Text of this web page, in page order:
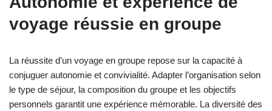
voyage réussie en groupe
La réussite d’un voyage en groupe repose sur la capacité à
conjuguer autonomie et convivialité. Adapter l’organisation selon
le type de séjour, la composition du groupe et les objectifs
personnels garantit une expérience mémorable. La diversité des